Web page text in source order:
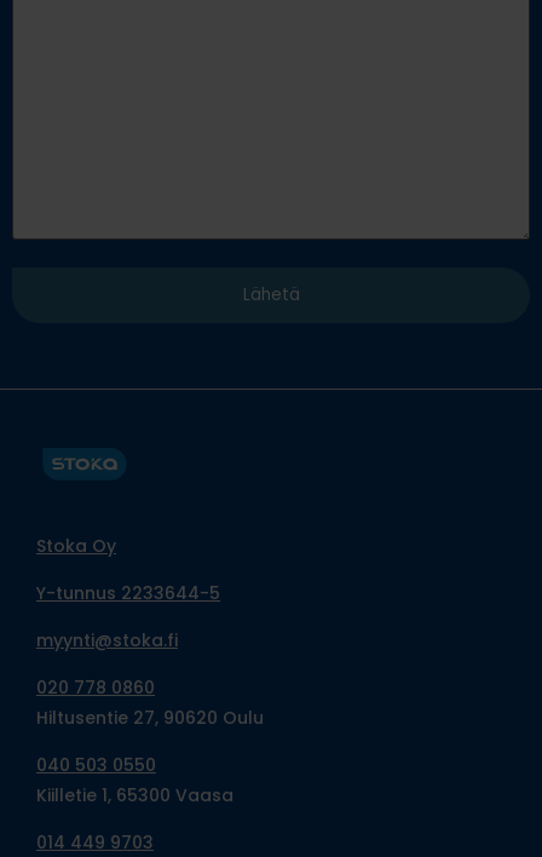
Stoka Oy
Y-tunnus 2233644-5
myynti@stoka.fi
020 778 0860
Hiltusentie 27, 90620 Oulu
040 503 0550
Kiilletie 1, 65300 Vaasa
014 449 9703